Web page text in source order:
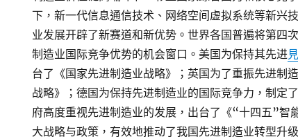
下，新一代信息通信技术、网络空间虚拟系统等新兴
业发展开辟了新赛道和新优势。世界各国普遍将第四
制造业国际竞争优势的机会窗口。美国为保持其先进
台了《国家先进制造业战略》；英国为了重振先进制
战略》；德国为保持先进制造业的国际竞争力，制定
府高度重视先进制造业的发展，出台了《“十四五”智
大战略与政策，有效地推动了我国先进制造业转型升级